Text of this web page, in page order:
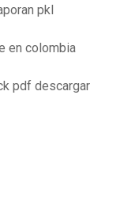
pkl
en colombia
pdf descargar